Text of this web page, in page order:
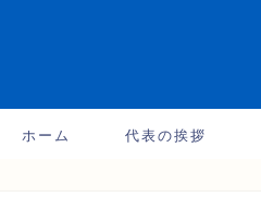
ホーム 代表の挨拶